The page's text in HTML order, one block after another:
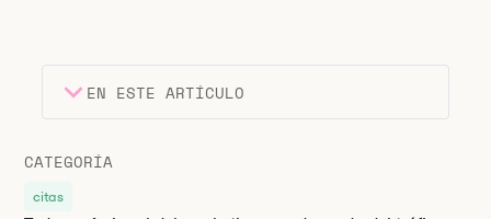
EN ESTE ARTÍCULO
Encabezado 2
Encabezado 3
Puntos clave
CATEGORÍA
citas